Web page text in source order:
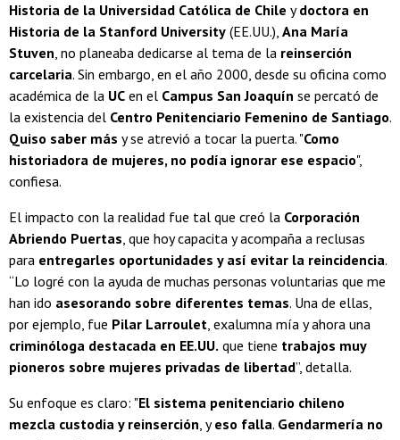
Historia de la Universidad Católica de Chile ydoctora en
Historia de la Stanford University (EE.UU.), Ana María
Stuven, no planeaba dedicarse al tema de la reinserción
carcelaria. Sin embargo, en el año 2000, desde su oficina como
académica de la UC en el Campus San Joaquín se percató de
la existencia del Centro Penitenciario Femenino de Santiago.
Quiso saber más y se atrevió a tocar la puerta. "Como
historiadora de mujeres, no podía ignorar ese espacio",
confiesa.
El impacto con la realidad fue tal que creó la Corporación
Abriendo Puertas, que hoy capacita y acompaña a reclusas
para entregarles oportunidades y así evitar la reincidencia.
“Lo logré con la ayuda de muchas personas voluntarias que me
han ido asesorando sobre diferentes temas. Una de ellas,
por ejemplo, fue Pilar Larroulet, exalumna mía y ahora una
criminóloga destacada en EE.UU. que tiene trabajos muy
pioneros sobre mujeres privadas de libertad”, detalla.
Su enfoque es claro: "El sistema penitenciario chileno
mezcla custodia y reinserción, yeso falla. Gendarmería no